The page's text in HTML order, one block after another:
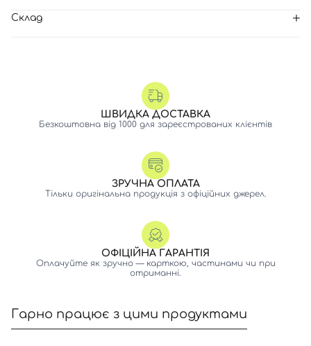
Склад
ШВИДКА ДОСТАВКА
Безкоштовна від 1000 для зареєстрованих клієнтів
ЗРУЧНА ОПЛАТА
Тільки оригінальна продукція з офіційних джерел.
ОФІЦІЙНА ГАРАНТІЯ
Оплачуйте як зручно — карткою, частинами чи при
отриманні.
Гарно працює з цими продуктами